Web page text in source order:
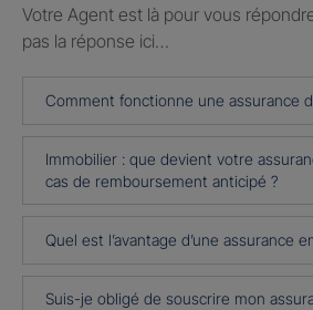
Votre Agent est là pour vous
pas la réponse ici…
Comment fonctionne une assurance
Immobilier : que devient votre
cas de remboursement anticipé ?
Quel est l’avantage d’une assurance
Suis-je obligé de souscrire mon